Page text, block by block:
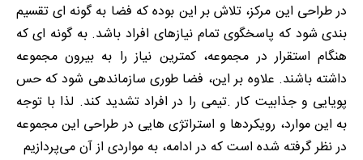
در طراحی این مرکز، تلاش بر این بوده که فضا به گونه ای تقسیم
بندی شود که پاسخگوی تمام نیازهای افراد باشد. به گونه ای که
هنگام استقرار در مجموعه، کمترین نیاز را به بیرون مجموعه
داشته باشند. علاوه بر این، فضا طوری سازماندهی شود که حس
پویایی و جذابیت کار .تیمی را در افراد تشدید کند. لذا با توجه
به این موارد، رویکردها و استراتژی هایی در طراحی این مجموعه
در نظر گرفته شده است که در ادامه، به مواردی از آن می‌پردازیم